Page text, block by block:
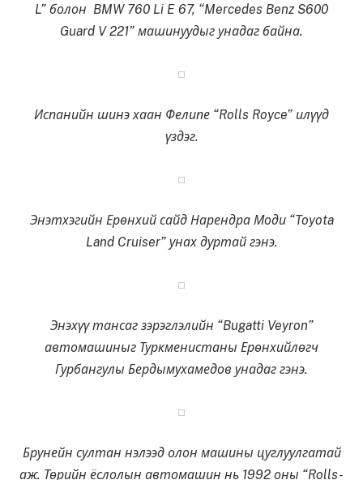
L” болон BMW 760 Li E 67, “Mercedes Benz S600
Guard V 221” машинуудыг унадаг байна.
Испанийн шинэ хаан Фелипе “Rolls Royce” илүүд
үздэг.
Энэтхэгийн Ерөнхий сайд Нарендра Моди “Toyota
Land Cruiser” унах дуртай гэнэ.
Энэхүү тансаг зэрэглэлийн “Bugatti Veyron”
автомашиныг Туркменистаны Ерөнхийлөгч
Гурбангулы Бердымухамедов унадаг гэнэ.
Брунейн султан нэлээд олон машины цуглуулгатай
аж. Төрийн ёслолын автомашин нь 1992 оны “Rolls-